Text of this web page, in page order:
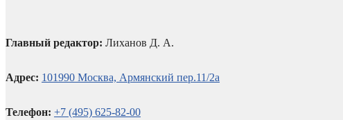
Главный редактор: Лиханов Д. А.
Адрес: 101990 Москва, Армянский пер.11/2а
Телефон: +7 (495) 625-82-00